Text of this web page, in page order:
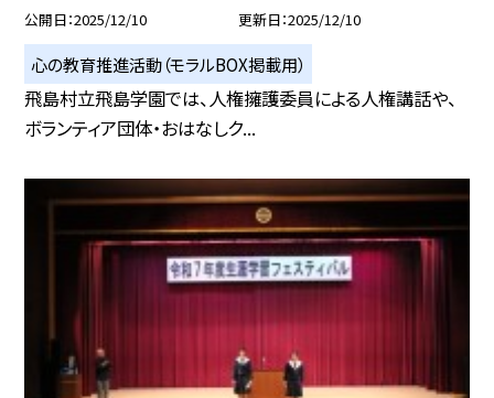
公開日 2025/12/10 更新日 2025/12/10
心の教育推進活動（モラルBOX掲載用）
飛島村立飛島学園では、人権擁護委員による人権講話や、
ボランティア団体・おはなしク...